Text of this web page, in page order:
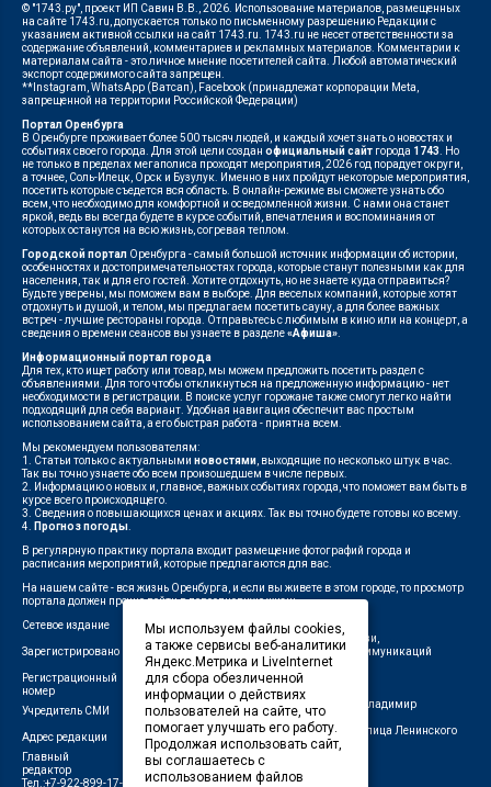
© "1743.ру", проект ИП Савин В.В., 2026. Использование материалов, размещенных
на сайте 1743.ru, допускается только по письменному разрешению Редакции с
указанием активной ссылки на сайт 1743.ru. 1743.ru не несет ответственности за
содержание объявлений, комментариев и рекламных материалов. Комментарии к
материалам сайта - это личное мнение посетителей сайта. Любой автоматический
экспорт содержимого сайта запрещен.
**Instagram, WhatsApp (Ватсап), Facebook (принадлежат корпорации Meta,
запрещенной на территории Российской Федерации)
Портал Оренбурга
В Оренбурге проживает более 500 тысяч людей, и каждый хочет знать о новостях и
событиях своего города. Для этой цели создан официальный сайт города 1743 . Но
не только в пределах мегаполиса проходят мероприятия, 2026 год порадует округи,
а точнее, Соль-Илецк, Орск и Бузулук. Именно в них пройдут некоторые мероприятия,
посетить которые съедется вся область. В онлайн-режиме вы сможете узнать обо
всем, что необходимо для комфортной и осведомленной жизни. С нами она станет
яркой, ведь вы всегда будете в курсе событий, впечатления и воспоминания от
которых останутся на всю жизнь, согревая теплом.
Городской портал Оренбурга - самый большой источник информации об истории,
особенностях и достопримечательностях города, которые станут полезными как для
населения, так и для его гостей. Хотите отдохнуть, но не знаете куда отправиться?
Будьте уверены, мы поможем вам в выборе. Для веселых компаний, которые хотят
отдохнуть и душой, и телом, мы предлагаем посетить сауну, а для более важных
встреч - лучшие рестораны города. Отправьтесь с любимым в кино или на концерт, а
сведения о времени сеансов вы узнаете в разделе«Афиша»
Информационный портал города
Для тех, кто ищет работу или товар, мы можем предложить посетить раздел с
объявлениями. Для того чтобы откликнуться на предложенную информацию - нет
необходимости в регистрации. В поиске услуг горожане также смогут легко найти
подходящий для себя вариант. Удобная навигация обеспечит вас простым
использованием сайта, а его быстрая работа - приятна всем.
Мы рекомендуем пользователям:
1. Статьи только с актуальными новостями , выходящие по несколько штук в час.
Так вы точно узнаете обо всем произошедшем в числе первых.
2. Информацию о новых и, главное, важных событиях города, что поможет вам быть в
курсе всего происходящего.
3. Сведения о повышающихся ценах и акциях. Так вы точно будете готовы ко всему.
4.
Прогноз погоды
В регулярную практику портала входит размещение фотографий города и
расписания мероприятий, которые предлагаются для вас.
На нашем сайте - вся жизнь Оренбурга, и если вы живете в этом городе, то просмотр
портала должен прочно войти в повседневную жизнь.
Сетевое издание
"1743"
Зарегистрировано
Федеральной службой по надзору в сфере связи,
информационных технологий и массовых коммуникаций
(Роскомнадзор)
Регистрационный
номер
ЭЛ № ФС 77-75960 от 19.06.2019 г.
Учредитель СМИ
Индивидуальный предприниматель Савин Владимир
Валерьевич
Адрес редакции
462411, Оренбургская область, город Орск, улица Ленинского
Комсомола, д. 4-Б
Главный
редактор
Лещенко П.А.
Тел.:+7-922-899-17-43
Мы используем файлы cookies,
а также сервисы веб-аналитики
Яндекс.Метрика и LiveInternet
для сбора обезличенной
информации о действиях
пользователей на сайте, что
помогает улучшать его работу.
Продолжая использовать сайт,
вы соглашаетесь с
использованием файлов